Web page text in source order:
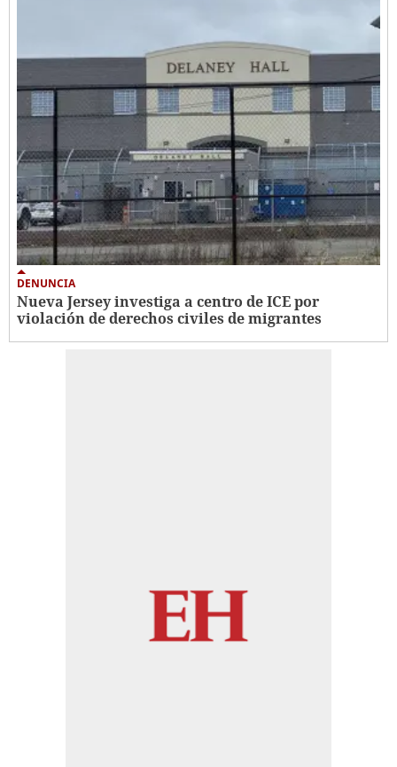
DENUNCIA
Nueva Jersey investiga a centro de ICE por
violación de derechos civiles de migrantes